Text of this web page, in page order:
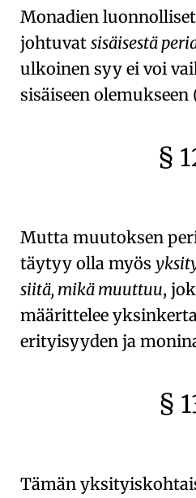
Monadien
johtuvat sisäisestä
ulkoinen syy ei voi
sisäiseen olemukseen
§
Mutta muutoksen
täytyy olla myös
siitä, mikä muuttuu,
määrittelee
erityisyyden ja
§
Tämän